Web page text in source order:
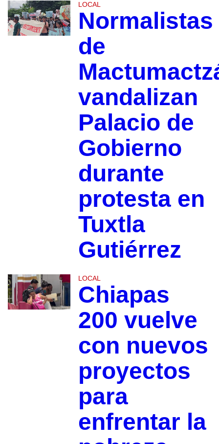
LOCAL
Normalistas
de
vandalizan
Palacio de
Gobierno
durante
protesta en
Tuxtla
Gutiérrez
LOCAL
Chiapas
200 vuelve
con nuevos
proyectos
para
enfrentar la